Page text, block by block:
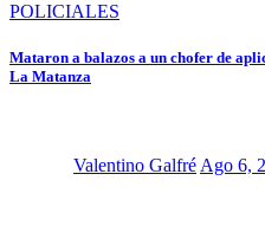
POLICIALES
Mataron a balazos a un chofer de
La Matanza
Valentino GalfréAgo 6,